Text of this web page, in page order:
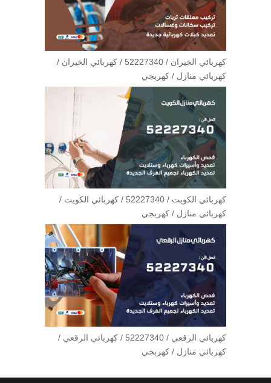
كهربائي الخيران / 52227340 / كهربائي الخيران /
كهربائي منازل / كهربجي
كهربائي الكويت / 52227340 / كهربائي الكويت /
كهربائي منازل / كهربجي
كهربائي الرقعي / 52227340 / كهربائي الرقعي /
كهربائي منازل / كهربجي